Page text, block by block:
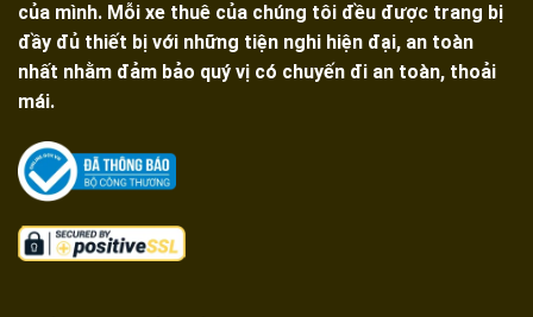
của mình. Mỗi xe thuê của chúng tôi đều được trang bị
đầy đủ thiết bị với những tiện nghi hiện đại, an toàn
nhất nhằm đảm bảo quý vị có chuyến đi an toàn, thoải
mái.